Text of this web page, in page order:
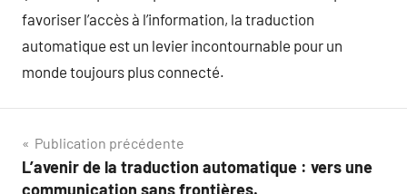
favoriser l’accès à l’information, la traduction
automatique est un levier incontournable pour un
monde toujours plus connecté.
Navigation
de
Publication précédente
L’avenir de la traduction automatique : vers une
communication sans frontières.